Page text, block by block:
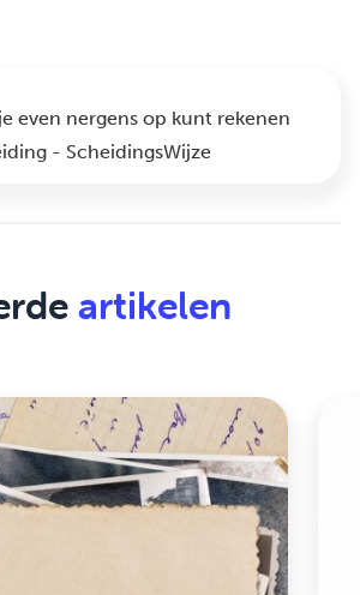
even nergens op kunt rekenen
- ScheidingsWijze
artikelen